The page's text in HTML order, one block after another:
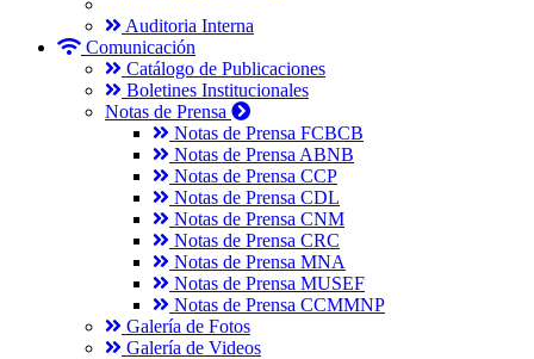
Auditoria Interna
Comunicación
Catálogo de Publicaciones
Boletines Institucionales
Notas de Prensa
Notas de Prensa FCBCB
Notas de Prensa ABNB
Notas de Prensa CCP
Notas de Prensa CDL
Notas de Prensa CNM
Notas de Prensa CRC
Notas de Prensa MNA
Notas de Prensa MUSEF
Notas de Prensa CCMMNP
Galería de Fotos
Galería de Videos